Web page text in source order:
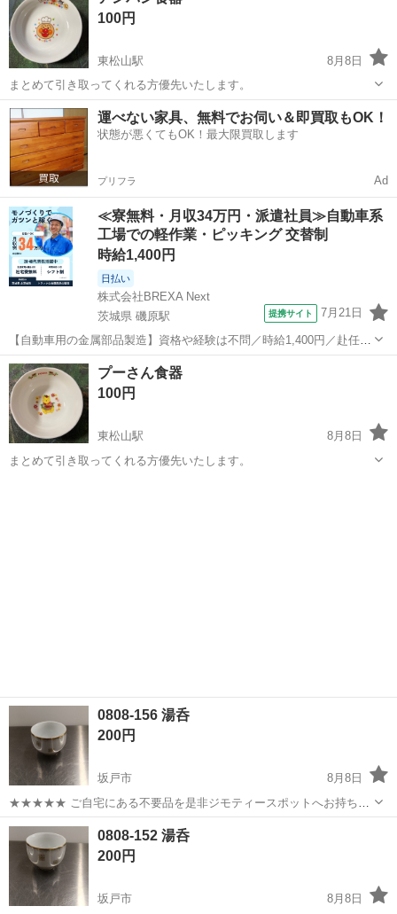
100円
東松山駅
8月8日
まとめて引き取ってくれる方優先いたします。
埼玉 東松山市 東松山駅 食器 アンパン
運べない家具、無料でお伺い＆即買取もOK！
状態が悪くてもOK！最大限買取します
プリフラ Ad
≪寮無料・月収34万円・派遣社員≫自動車系
工場での軽作業・ピッキング 交替制
時給1,400円
日払い
株式会社BREXA Next
茨城県 磯原駅
提携サイト 7月21日
【自動車用の金属部品製造】資格や経験は不問／時給1,400円／赴任旅
費会社負担／正社員登用のチャンスあり／食堂利用可能／マイカー通
勤OK《茨城県茨城市》 人気の工場のお仕事 ◇トラックの金属部品の
製造◇ ★トラックの金属...
茨城 北茨城市 磯原駅
プーさん食器
100円
東松山駅
8月8日
まとめて引き取ってくれる方優先いたします。
0808-156 湯呑
200円
坂戸市
8月8日
★★★★★ ご自宅にある不要品を是非ジモティースポットへお持ち込
みしませんか？ 家電、趣味・スポーツ・レジャー用品、こども用品、
衣料服飾品、生活雑貨、家具、本、CD・DVDなどが無料でまとめて持
ち込めます！ ※詳細はこ...
埼玉 坂戸市 湯呑
0808-152 湯呑
200円
坂戸市
8月8日